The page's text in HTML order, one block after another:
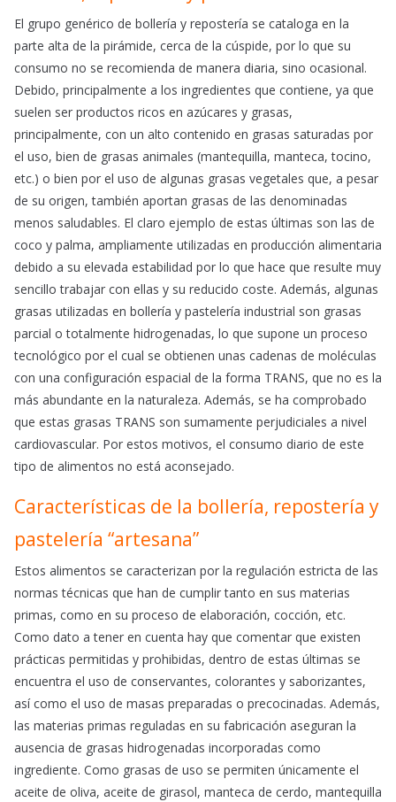
El grupo genérico de bollería y repostería se cataloga en la
parte alta de la pirámide, cerca de la cúspide, por lo que su
consumo no se recomienda de manera diaria, sino ocasional.
Debido, principalmente a los ingredientes que contiene, ya que
suelen ser productos ricos en azúcares y grasas,
principalmente, con un alto contenido en grasas saturadas por
el uso, bien de grasas animales (mantequilla, manteca, tocino,
etc.) o bien por el uso de algunas grasas vegetales que, a pesar
de su origen, también aportan grasas de las denominadas
menos saludables. El claro ejemplo de estas últimas son las de
coco y palma, ampliamente utilizadas en producción alimentaria
debido a su elevada estabilidad por lo que hace que resulte muy
sencillo trabajar con ellas y su reducido coste. Además, algunas
grasas utilizadas en bollería y pastelería industrial son grasas
parcial o totalmente hidrogenadas, lo que supone un proceso
tecnológico por el cual se obtienen unas cadenas de moléculas
con una configuración espacial de la forma TRANS, que no es la
más abundante en la naturaleza. Además, se ha comprobado
que estas grasas TRANS son sumamente perjudiciales a nivel
cardiovascular. Por estos motivos, el consumo diario de este
tipo de alimentos no está aconsejado.
Características de la bollería, repostería y
pastelería “artesana”
Estos alimentos se caracterizan por la regulación estricta de las
normas técnicas que han de cumplir tanto en sus materias
primas, como en su proceso de elaboración, cocción, etc.
Como dato a tener en cuenta hay que comentar que existen
prácticas permitidas y prohibidas, dentro de estas últimas se
encuentra el uso de conservantes, colorantes y saborizantes,
así como el uso de masas preparadas o precocinadas. Además,
las materias primas reguladas en su fabricación aseguran la
ausencia de grasas hidrogenadas incorporadas como
ingrediente. Como grasas de uso se permiten únicamente el
aceite de oliva, aceite de girasol, manteca de cerdo, mantequilla